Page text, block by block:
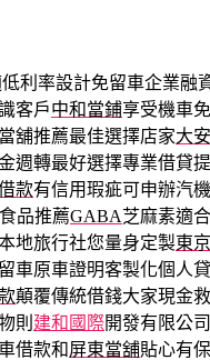
利率設計免留車企業融
客戶中和當鋪享受機車
舖推薦最佳選擇店家大
週轉最好選擇專業借貸
款有信用瑕疵可申辦汽
品推薦GABA芝麻素適
地旅行社您量身定製東
車原車證明客製化個人
顛覆傳統借錢大家現金
則 建和國際開發有限公
借款和屏東當舖貼心有